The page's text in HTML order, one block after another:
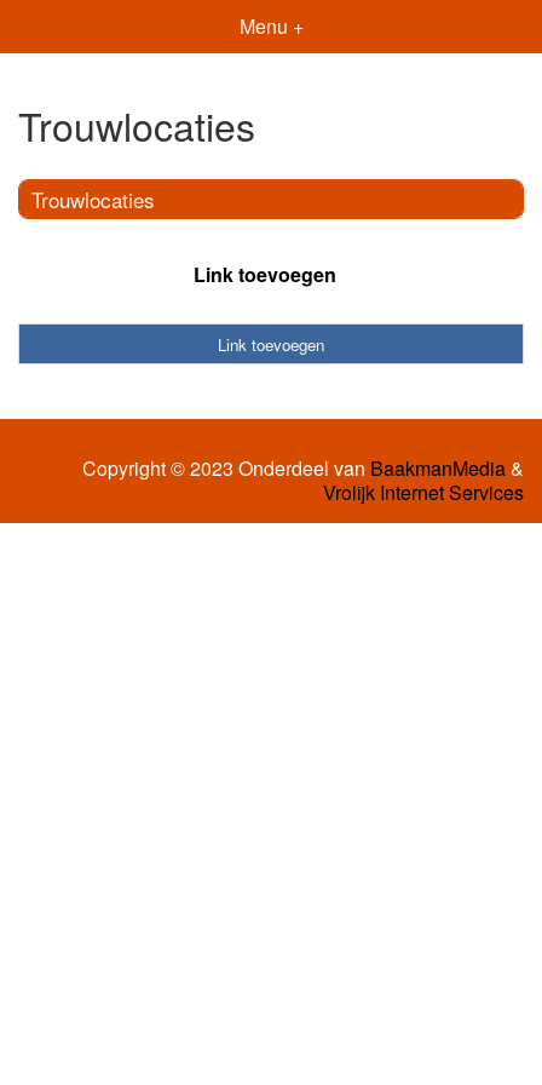
Menu +
Trouwlocaties
Trouwlocaties
Link toevoegen
Link toevoegen
Copyright © 2023 Onderdeel van BaakmanMedia&
Vrolijk Internet Services